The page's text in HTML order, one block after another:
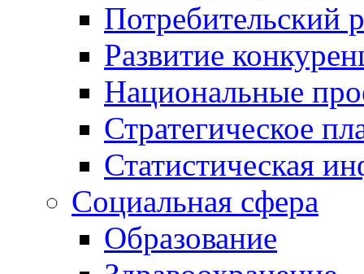
Потребительский
Развитие
Национальные
Стратегическое
Статистическая
Социальная сфера
Образование